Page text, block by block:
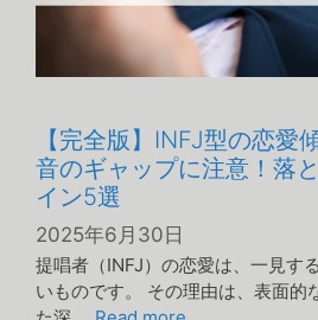
【完全版】INFJ型の恋愛
音のギャップに注意！落
イン5選
2025年6月30日
提唱者（INFJ）の恋愛は、一見す
いものです。 その理由は、表面的